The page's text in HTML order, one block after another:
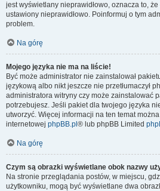
jest wyświetlany nieprawidłowo, oznacza to,
ustawiony nieprawidłowo. Poinformuj o tym
problem.
Na górę
Mojego języka nie ma na liście!
Być może administrator nie zainstalował
językową albo nikt jeszcze nie przetłumaczył
administratora witryny czy może zainstalować
potrzebujesz. Jeśli pakiet dla twojego języka
utworzyć. Więcej informacji na ten temat
internetowej phpBB.pl ® lub phpBB Limited
Na górę
Czym są obrazki wyświetlane obok nazwy
Na stronie przeglądania postów, w miejscu,
użytkowniku, mogą być wyświetlane dwa